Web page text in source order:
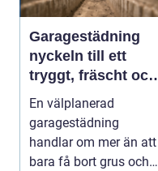
Garagestädning
nyckeln till ett
tryggt, fräscht och
hållbart garage
En välplanerad
garagestädning
handlar om mer än att
bara få bort grus och